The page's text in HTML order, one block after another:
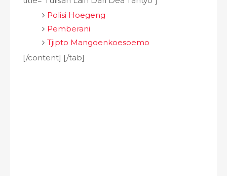
Polisi Hoegeng
Pemberani
Tjipto Mangoenkoesoemo
[/content] [/tab]